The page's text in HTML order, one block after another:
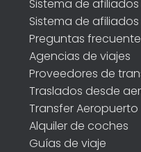
Sistema de
Sistema de
Preguntas
Agencias de viajes
Proveedores de
Traslados desde
Transfer Aeropuerto
Alquiler de coches
Guías de viaje